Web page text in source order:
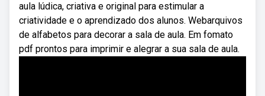
aula lúdica, criativa e original para estimular a
criatividade e o aprendizado dos alunos. Webarquivos
de alfabetos para decorar a sala de aula. Em fomato
pdf prontos para imprimir e alegrar a sua sala de aula.